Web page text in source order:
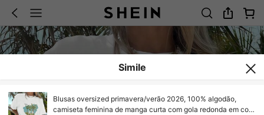
Simile
Blusas oversized primavera/verão 2026, 100% algodão,
camiseta feminina de manga curta com gola redonda em cor